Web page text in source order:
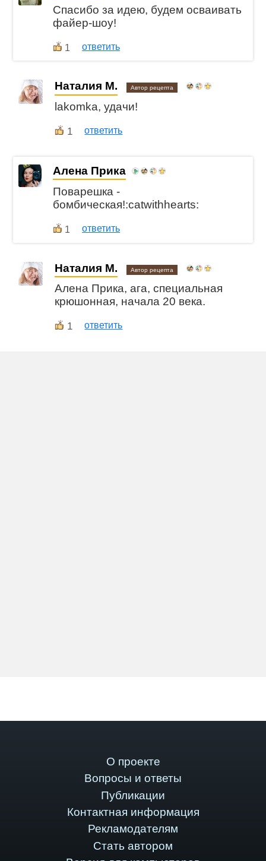
Спасибо за идею, будем осваивать
файер-шоу!
1 ответить
Наталия М. Автор рецепта
lakomka, удачи!
1 ответить
Алена Прика
Поварешка -
бомбическая!:catwithhearts:
1 ответить
Наталия М. Автор рецепта
Алена Прика, ага, специальная
крюшонная, начала 20 века.
1 ответить
О проекте
Вопросы и ответы
Публикации
Контактная информация
Рекламодателям
Стать автором